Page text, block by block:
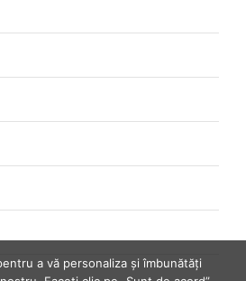
a vă personaliza și îmbunătăți